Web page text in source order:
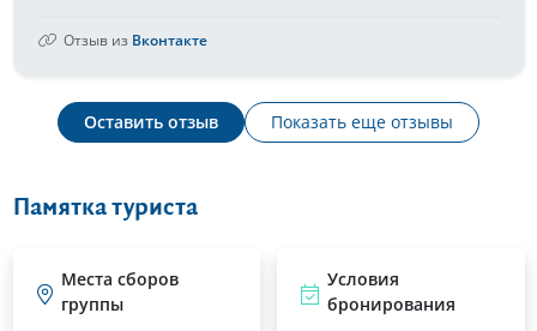
Отзыв из Вконтакте
Оставить отзыв Показать еще отзывы
Памятка туриста
Места сборов
группы
Условия
бронирования